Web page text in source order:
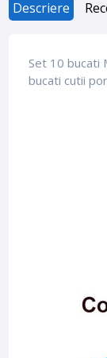
Descriere
Set 10 bucati
bucati cutii